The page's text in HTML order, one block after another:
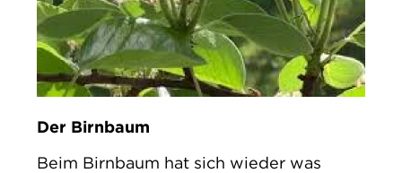
Der Birnbaum
Beim Birnbaum hat sich wieder was